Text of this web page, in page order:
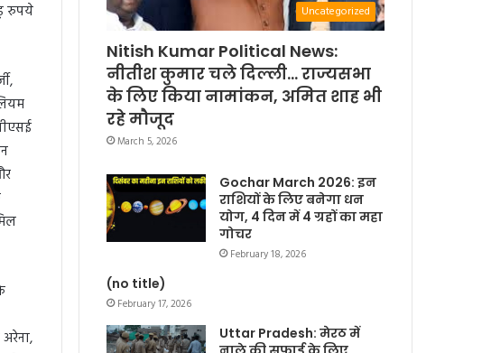
रुपये
Uncategorized
Nitish Kumar Political News:
नीतीश कुमार चले दिल्ली… राज्यसभा
के लिए किया नामांकन, अमित शाह भी
रहे मौजूद
March 5, 2026
Gochar March 2026: इन
राशियों के लिए बनेगा धन
योग, 4 दिन में 4 ग्रहों का महा
गोचर
February 18, 2026
(no title)
February 17, 2026
Uttar Pradesh: मेरठ में